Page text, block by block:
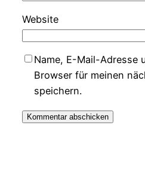
Website
Name, E-Mail-Adresse
Browser für meinen
speichern.